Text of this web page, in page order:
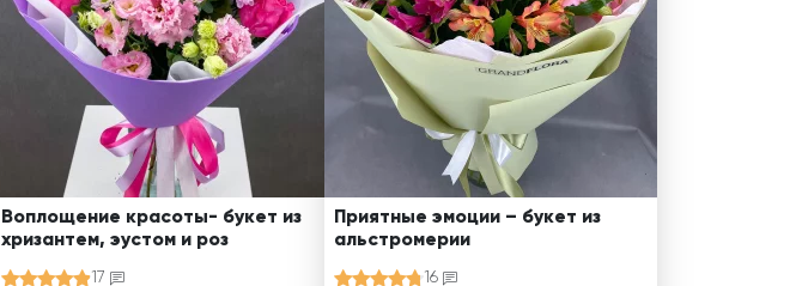
Воплощение красоты- букет из
хризантем, эустом и роз
17
Приятные эмоции – букет из
альстромерии
16